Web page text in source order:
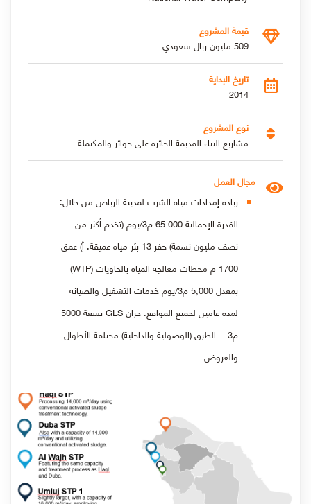
قيمة المشروع
509 مليون ريال سعودي
تاريخ البداية
2014
نوع المشروع
مشاريع البناء القديمة الحائزة على جوائز والمكتملة
مجال العمل
زيادة إمدادات مياه الشرب لمدينة الرياض من خلال:
القدرة الإجمالية 65.000 م3/يوم (تخدم أكثر من
نصف مليون نسمة) حفر 13 بئر مياه عميقة: أ) عمق
1700 م محطات معالجة المياه بالحاويات (WTP)
بمعدل 5,000 م3/يوم خدمات التشغيل والصيانة
لمدة عامين لجميع المواقع. خزان GLS بسعة 5000
م3. - الطرق (الوصولية والداخلية) مختلفة الأطوال
والعروض